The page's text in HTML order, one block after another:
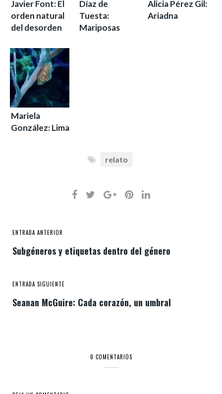
Javier Font: El
orden natural
del desorden
Díaz de
Tuesta:
Mariposas
Alicia Pérez Gil:
Ariadna
Mariela
González: Lima
relato
ENTRADA ANTERIOR
Subgéneros y etiquetas dentro del género
ENTRADA SIGUIENTE
Seanan McGuire: Cada corazón, un umbral
0 COMENTARIOS